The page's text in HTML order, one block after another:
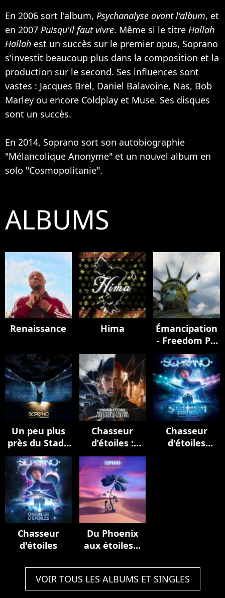
En 2006 sort l'album, Psychanalyse avant l'album, et
en 2007 Puisqu'il faut vivre. Même si le titre Hallah
Hallah est un succès sur le premier opus, Soprano
s'investit beaucoup plus dans la composition et la
production sur le second. Ses influences sont
vastes : Jacques Brel, Daniel Balavoine, Nas, Bob
Marley ou encore Coldplay et Muse. Ses disques
sont un succès.
En 2014, Soprano sort son autobiographie
"Mélancolique Anonyme" et un nouvel album en
solo "Cosmopolitanie".
ALBUMS
Renaissance Hima
Émancipation
- Freedom Pt.
II
Un peu plus
près du Stade
de France
(Live au Stade
de France,
2023)
Chasseur
d’étoiles :
Multiverse
Edition
Chasseur
d'étoiles
Chasseur
d'étoiles
Du Phoenix
aux étoiles...
VOIR TOUS LES ALBUMS ET SINGLES